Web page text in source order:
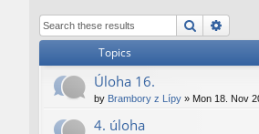
Search
Topics
Úloha 16.
by Brambory z Lípy » Mon 18. Nov
4. úloha